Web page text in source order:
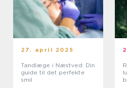
27. april 2025
Tandlæge i Næstved: Din
guide til det perfekte
smil